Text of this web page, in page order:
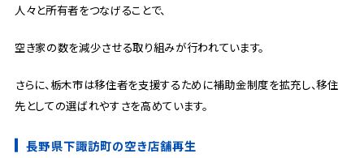
人々と所有者をつなげることで、
空き家の数を減少させる取り組みが行われています。
さらに、栃木市は移住者を支援するために補助金制度を拡充し、移住
先としての選ばれやすさを高めています。
長野県下諏訪町の空き店舗再生